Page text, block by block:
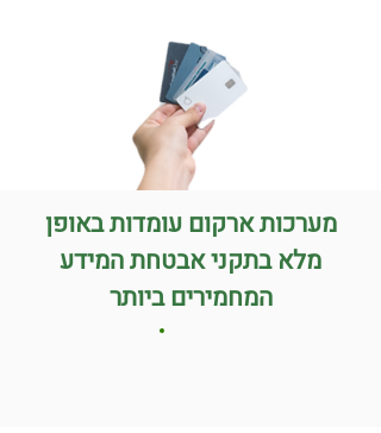
מערכות ארקום עומדות באופן
מלא בתקני אבטחת המידע
המחמירים ביותר